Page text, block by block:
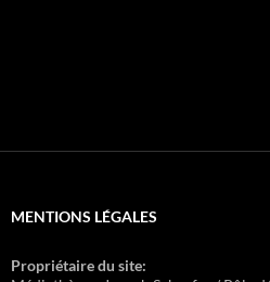
MENTIONS LÉGALES
Propriétaire du site: